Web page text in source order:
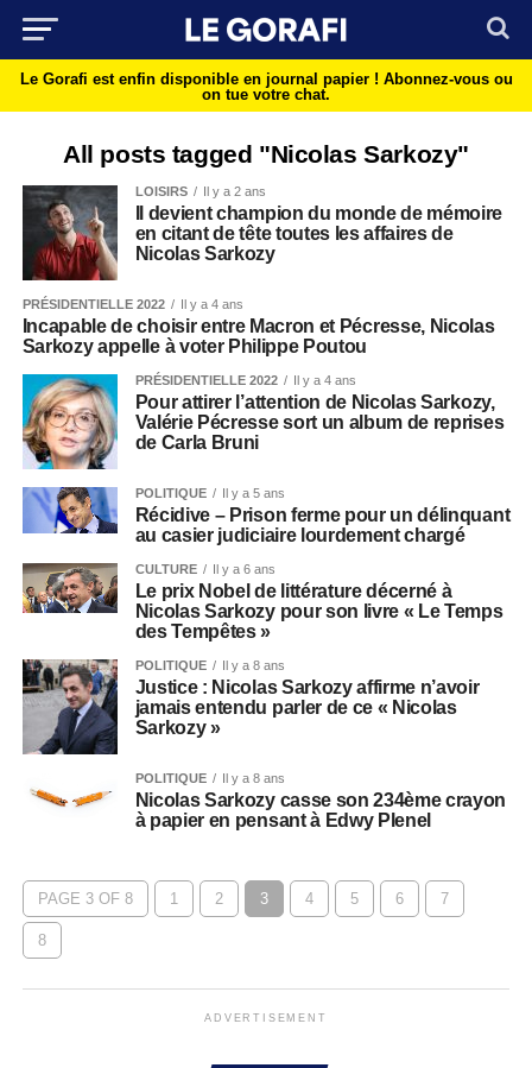
Le Gorafi est enfin disponible en journal papier ! Abonnez-vous ou
on tue votre chat.
All posts tagged "Nicolas Sarkozy"
LOISIRS Il y a 2 ans
Il devient champion du monde de mémoire
en citant de tête toutes les affaires de
Nicolas Sarkozy
PRÉSIDENTIELLE 2022 Il y a 4 ans
Incapable de choisir entre Macron et Pécresse, Nicolas
Sarkozy appelle à voter Philippe Poutou
PRÉSIDENTIELLE 2022 Il y a 4 ans
Pour attirer l’attention de Nicolas Sarkozy,
Valérie Pécresse sort un album de reprises
de Carla Bruni
POLITIQUE Il y a 5 ans
Récidive – Prison ferme pour un délinquant
au casier judiciaire lourdement chargé
CULTURE Il y a 6 ans
Le prix Nobel de littérature décerné à
Nicolas Sarkozy pour son livre « Le Temps
des Tempêtes »
POLITIQUE Il y a 8 ans
Justice : Nicolas Sarkozy affirme n’avoir
jamais entendu parler de ce « Nicolas
Sarkozy »
POLITIQUE Il y a 8 ans
Nicolas Sarkozy casse son 234ème crayon
à papier en pensant à Edwy Plenel
PAGE 3 OF 8 1 2 3 4 5 6 7
8
ADVERTISEMENT